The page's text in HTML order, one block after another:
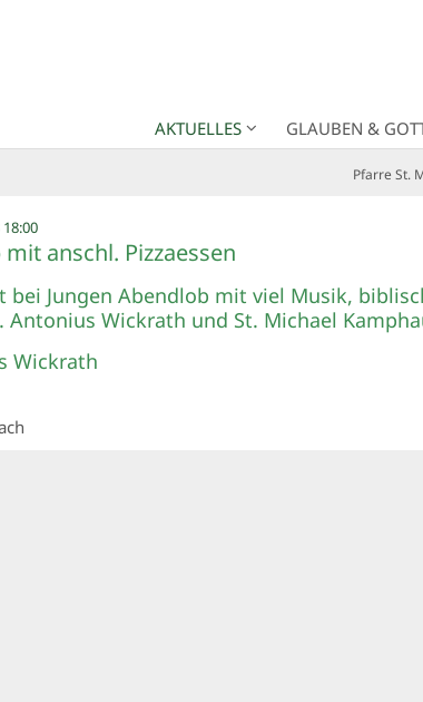
AKTUELLES GLAUBEN &
Pfarre St.
:
anschl. Pizzaessen
Jungen Abendlob mit viel Musik,
Antonius Wickrath und St. Michael
Wickrath